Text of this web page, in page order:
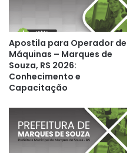
Apostila para Operador de
Máquinas – Marques de
Souza, RS 2026:
Conhecimento e
Capacitação